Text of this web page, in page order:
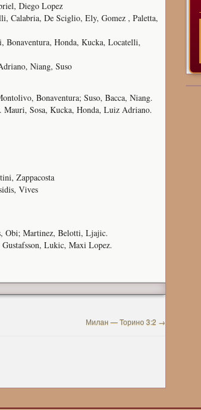
Diego Lopez
Calabria, De Sciglio, Ely, Gomez , Paletta,
Bonaventura, Honda, Kucka, Locatelli,
Niang, Suso
Bonaventura; Suso, Bacca, Niang.
Sosa, Kucka, Honda, Luiz Adriano.
Zappacosta
Vives
Obi; Martinez, Belotti, Ljajic.
Lukic, Maxi Lopez.
Милан — Торино 3:2 →